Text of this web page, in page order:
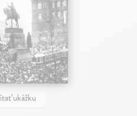
ukážku